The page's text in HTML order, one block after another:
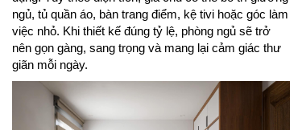
ngủ, tủ quần áo, bàn trang điểm, kệ tivi hoặc góc làm
việc nhỏ. Khi thiết kế đúng tỷ lệ, phòng ngủ sẽ trở
nên gọn gàng, sang trọng và mang lại cảm giác thư
giãn mỗi ngày.